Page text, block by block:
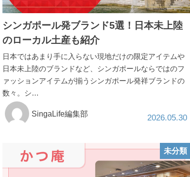
シンガポール発ブランド5選！日本未上陸
のローカル土産も紹介
日本ではあまり手に入らない現地だけの限定アイテムや
日本未上陸のブランドなど、シンガポールならではのフ
ァッションアイテムが揃うシンガポール発祥ブランドの
数々。シ…
SingaLife編集部 2026.05.30
未分類